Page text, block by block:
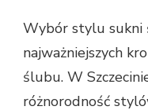
Wybór stylu sukni
najważniejszych
ślubu. W
różnorodność